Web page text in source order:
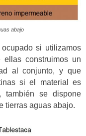
abajo
si utilizamos
construimos un
al conjunto, y que
si el material es
también se dispone
tierras aguas abajo.